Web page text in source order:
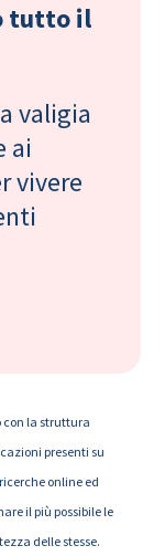
tutto il
valigia
ai
vivere
con la struttura
presenti su
online ed
il più possibile le
delle stesse.